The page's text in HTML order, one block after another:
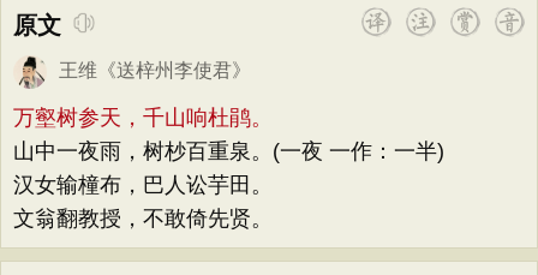
原文
王维 《送梓州李使君》
万壑树参天，千山响杜鹃。
山中一夜雨，树杪百重泉。(一夜 一作：一半)
汉女输橦布，巴人讼芋田。
文翁翻教授，不敢倚先贤。